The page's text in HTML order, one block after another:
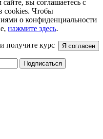
вы соглашаетесь с
cookies. Чтобы
о конфиденциальности
нажмите здесь.
Я согласен
получите курс